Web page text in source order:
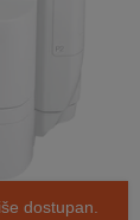
dostupan.